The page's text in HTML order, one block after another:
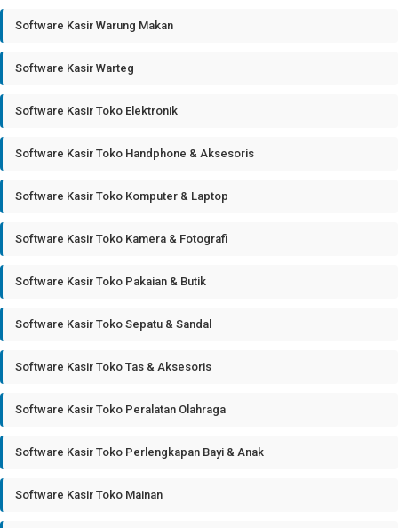
Software Kasir Warung Makan
Software Kasir Warteg
Software Kasir Toko Elektronik
Software Kasir Toko Handphone & Aksesoris
Software Kasir Toko Komputer & Laptop
Software Kasir Toko Kamera & Fotografi
Software Kasir Toko Pakaian & Butik
Software Kasir Toko Sepatu & Sandal
Software Kasir Toko Tas & Aksesoris
Software Kasir Toko Peralatan Olahraga
Software Kasir Toko Perlengkapan Bayi & Anak
Software Kasir Toko Mainan